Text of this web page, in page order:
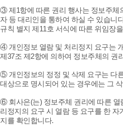
③ 제1항에 따른 권리 행사는 정보주체
자 등 대리인을 통하여 하실 수 있습니
규칙 별지 제11호 서식에 따른 위임장
④ 개인정보 열람 및 처리정지 요구는
제37조 제2항에 의하여 정보주체의 권
⑤ 개인정보의 정정 및 삭제 요구는 다
대상으로 명시되어 있는 경우에는 그
⑥ 회사은(는) 정보주체 권리에 따른 열
리정지의 요구 시 열람 등 요구를 한
지를 확인합니다.